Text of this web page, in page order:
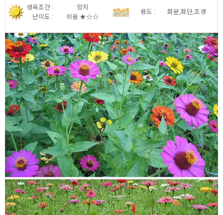
생육조건 :
난이도 :
양지
쉬움 ★☆☆
용도 : 화분,화단,조경